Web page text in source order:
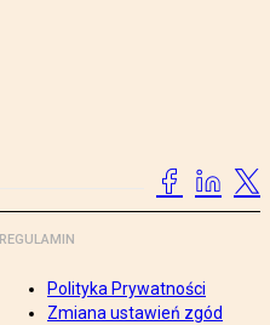
REGULAMIN
Polityka Prywatności
Zmiana ustawień zgód